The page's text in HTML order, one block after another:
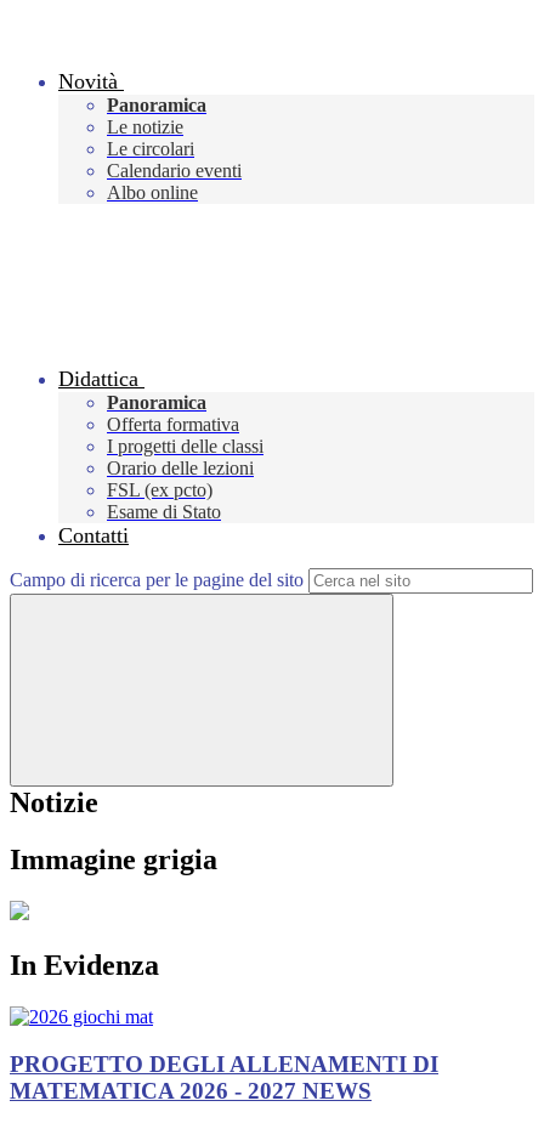
Novità
Panoramica
Le notizie
Le circolari
Calendario eventi
Albo online
Didattica
Panoramica
Offerta formativa
I progetti delle classi
Orario delle lezioni
FSL (ex pcto)
Esame di Stato
Contatti
Campo di ricerca per le pagine del sito
Notizie
Immagine grigia
In Evidenza
PROGETTO DEGLI ALLENAMENTI DI
MATEMATICA 2026 - 2027 NEWS